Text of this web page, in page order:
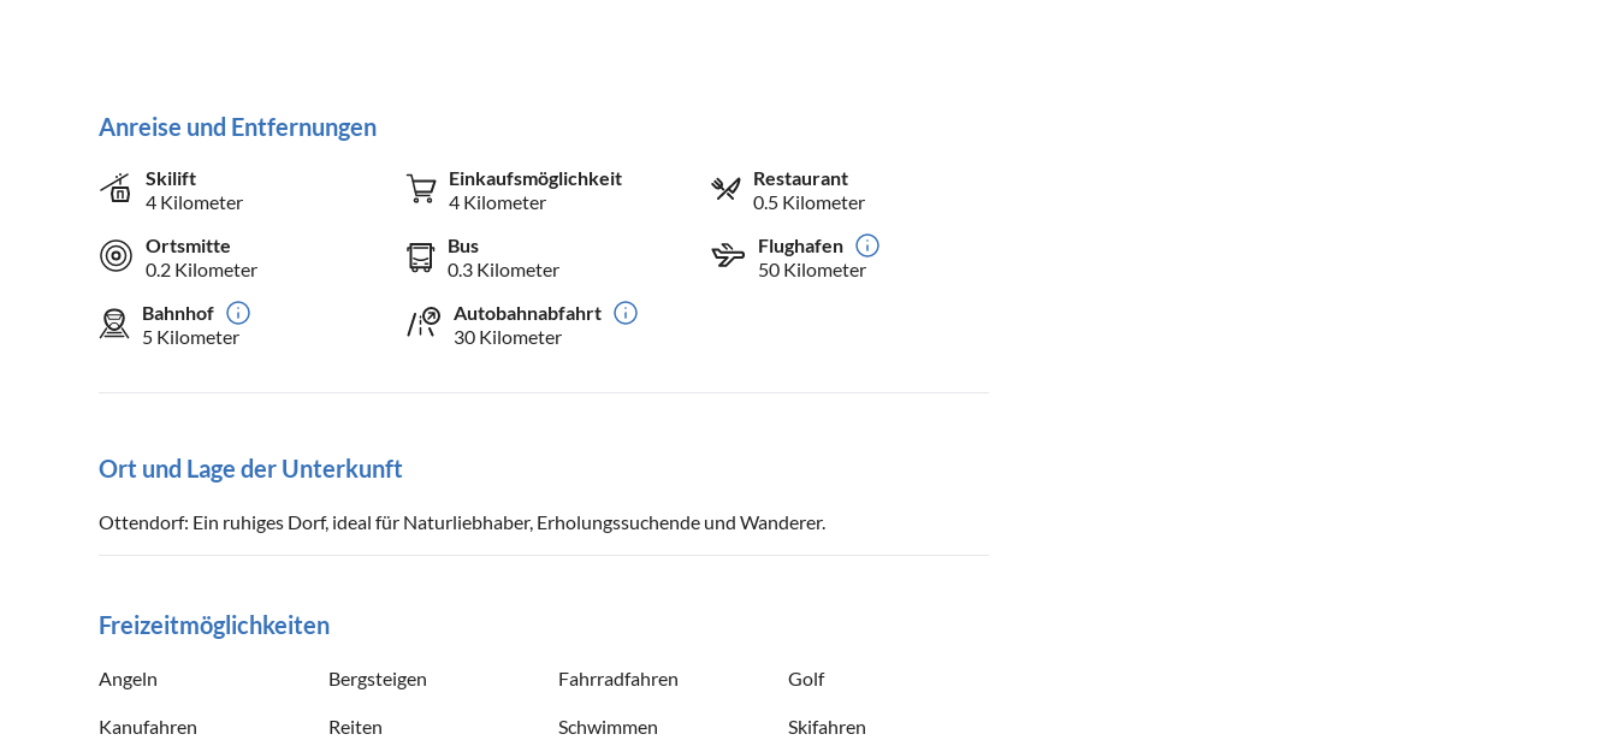
Anreise und Entfernungen
Skilift
4 Kilometer
Einkaufsmöglichkeit
4 Kilometer
Restaurant
0.5 Kilometer
Ortsmitte
0.2 Kilometer
Bus
0.3 Kilometer
Flughafen
50 Kilometer
Bahnhof
5 Kilometer
Autobahnabfahrt
30 Kilometer
Ort und Lage der Unterkunft
Ottendorf: Ein ruhiges Dorf, ideal für Naturliebhaber, Erholungssuchende und Wanderer.
Freizeitmöglichkeiten
Angeln Bergsteigen Fahrradfahren Golf
Kanufahren Reiten Schwimmen Skifahren